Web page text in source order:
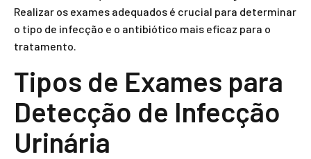
Realizar os exames adequados é crucial para determinar
o tipo de infecção e o antibiótico mais eficaz para o
tratamento.
Tipos de Exames para
Detecção de Infecção
Urinária